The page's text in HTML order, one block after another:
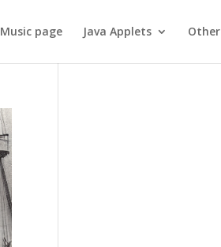
Music page Java Applets Other